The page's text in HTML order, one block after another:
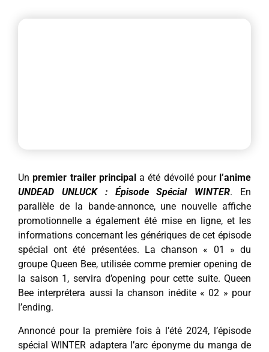
Unpremier trailer principal a été dévoilé pour l’anime
UNDEAD UNLUCK : Épisode Spécial WINTER. En
parallèle de la bande-annonce, une nouvelle affiche
promotionnelle a également été mise en ligne, et les
informations concernant les génériques de cet épisode
spécial ont été présentées. La chanson « 01 » du
groupe Queen Bee, utilisée comme premier opening de
la saison 1, servira d’opening pour cette suite. Queen
Bee interprétera aussi la chanson inédite « 02 » pour
l’ending.
Annoncé pour la première fois à l’été 2024, l’épisode
spécial WINTER adaptera l’arc éponyme du manga de